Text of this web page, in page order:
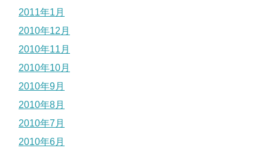
2011年1月
2010年12月
2010年11月
2010年10月
2010年9月
2010年8月
2010年7月
2010年6月